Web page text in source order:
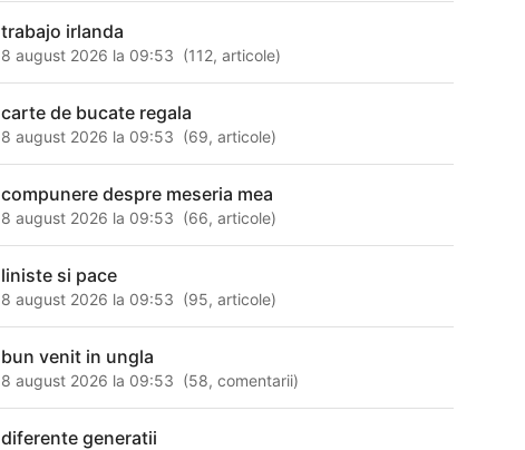
trabajo irlanda
8 august 2026 la 09:53 (112,articole)
carte de bucate regala
8 august 2026 la 09:53 (69,articole)
compunere despre meseria mea
8 august 2026 la 09:53 (66,articole)
liniste si pace
8 august 2026 la 09:53 (95,articole)
bun venit in ungla
8 august 2026 la 09:53 (58,comentarii)
diferente generatii